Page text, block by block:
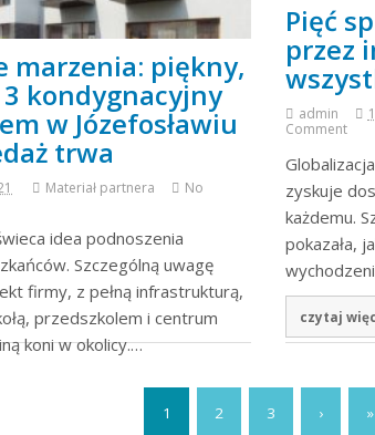
marzenia: piękny,
kondygnacyjny
w Józefosławiu
trwa
Materiał partnera
No
idea podnoszenia
Szczególną uwagę
firmy, z pełną infrastrukturą,
przedszkolem i centrum
koni w okolicy.…
Pięć
przez
admin
Comment
zyskuje
każdemu.
pokazała,
czytaj
1 2 3 › »